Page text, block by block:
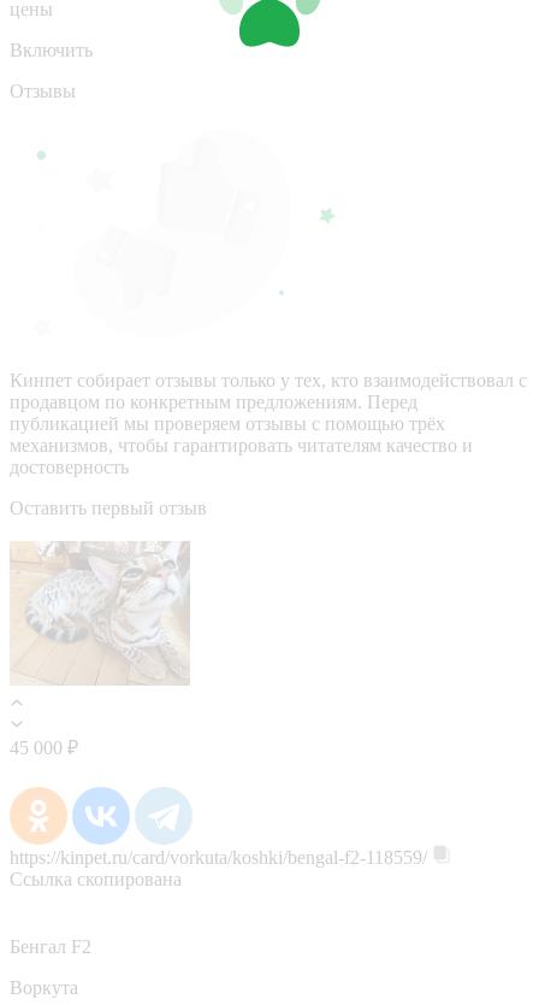
цены
Включить
Отзывы
Кинпет собирает отзывы только у тех, кто взаимодействовал с
продавцом по конкретным предложениям. Перед
публикацией мы проверяем отзывы с помощью трёх
механизмов, чтобы гарантировать читателям качество и
достоверность
Оставить первый отзыв
45 000 ₽
https://kinpet.ru/card/vorkuta/koshki/bengal-f2-118559/
Ссылка скопирована
Бенгал F2
Воркута